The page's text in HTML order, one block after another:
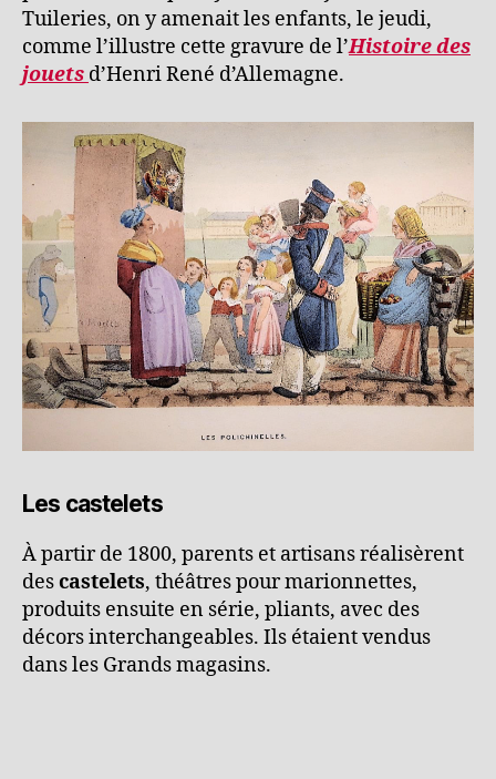
Tuileries, on y amenait les enfants, le jeudi,
comme l’illustre cette gravure de l’Histoire des
jouets d’Henri René d’Allemagne.
Les castelets
À partir de 1800, parents et artisans réalisèrent
descastelets, théâtres pour marionnettes,
produits ensuite en série, pliants, avec des
décors interchangeables. Ils étaient vendus
dans les Grands magasins.